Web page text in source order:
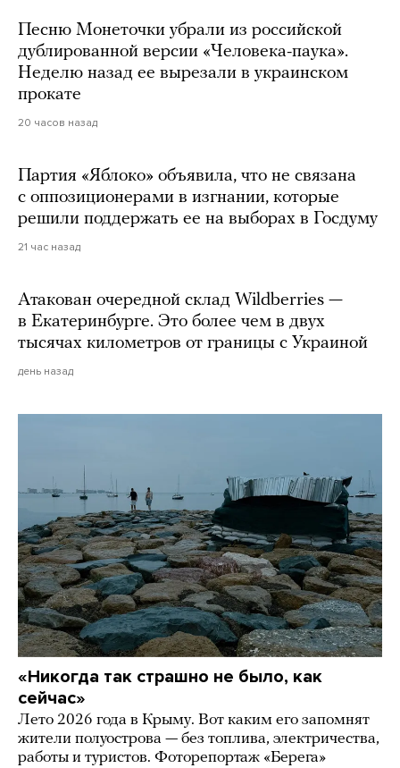
Песню Монеточки убрали из российской
дублированной версии «Человека-паука».
Неделю назад ее вырезали в украинском
прокате
20 часов назад
Партия «Яблоко» объявила, что не связана
с оппозиционерами в изгнании, которые
решили поддержать ее на выборах в Госдуму
21 час назад
Атакован очередной склад Wildberries —
в Екатеринбурге. Это более чем в двух
тысячах километров от границы с Украиной
день назад
«Никогда так страшно не было, как
сейчас»
Лето 2026 года в Крыму. Вот каким его запомнят
жители полуострова — без топлива, электричества,
работы и туристов. Фоторепортаж «Берега»